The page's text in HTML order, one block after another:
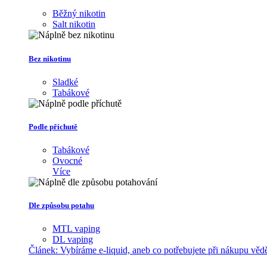
Běžný nikotin
Salt nikotin
Bez nikotinu
Sladké
Tabákové
Podle příchutě
Tabákové
Ovocné
Více
Dle způsobu potahu
MTL vaping
DL vaping
Článek: Vybíráme e-liquid, aneb co potřebujete při nákupu